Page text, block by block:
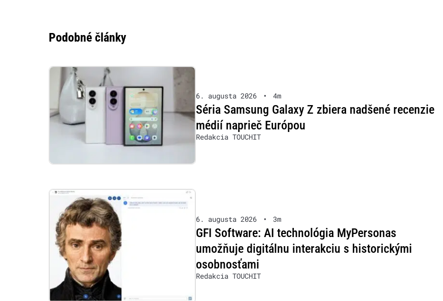
Podobné články
6. augusta 2026 • 4m
Séria Samsung Galaxy Z zbiera nadšené recenzie
médií naprieč Európou
Redakcia TOUCHIT
6. augusta 2026 • 3m
GFI Software: AI technológia MyPersonas
umožňuje digitálnu interakciu s historickými
osobnosťami
Redakcia TOUCHIT